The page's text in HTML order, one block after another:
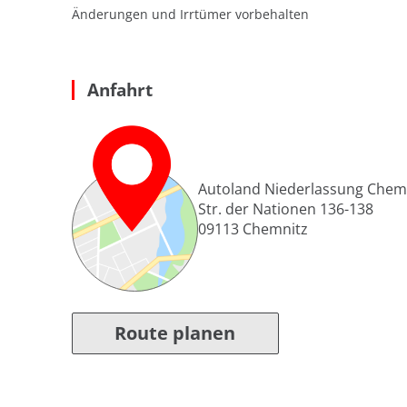
Änderungen und Irrtümer vorbehalten
Anfahrt
Autoland Niederlassung
Str. der Nationen 136-138
09113 Chemnitz
Route planen